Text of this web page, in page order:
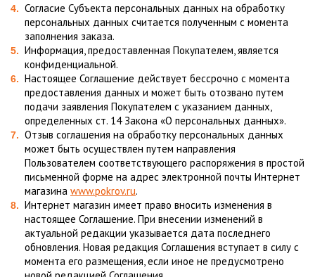
Согласие Субъекта персональных данных на обработку
персональных данных считается полученным с момента
заполнения заказа.
Информация, предоставленная Покупателем, является
конфиденциальной.
Настоящее Соглашение действует бессрочно с момента
предоставления данных и может быть отозвано путем
подачи заявления Покупателем с указанием данных,
определенных ст. 14 Закона «О персональных данных».
Отзыв соглашения на обработку персональных данных
может быть осуществлен путем направления
Пользователем соответствующего распоряжения в простой
письменной форме на адрес электронной почты Интернет
магазина www.pokrov.ru.
Интернет магазин имеет право вносить изменения в
настоящее Соглашение. При внесении изменений в
актуальной редакции указывается дата последнего
обновления. Новая редакция Соглашения вступает в силу с
момента его размещения, если иное не предусмотрено